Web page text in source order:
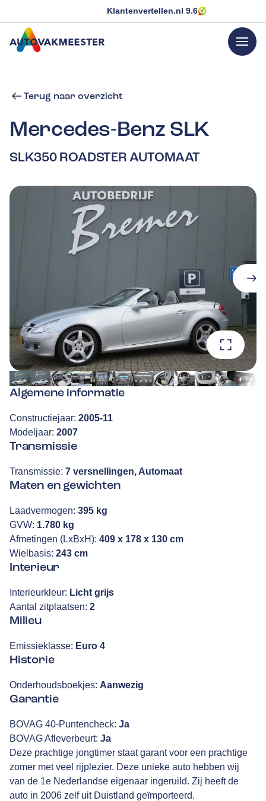
Klantenvertellen.nl 9.6
menu
Terug naar overzicht
Mercedes-Benz SLK
SLK350 ROADSTER AUTOMAAT
Algemene informatie
Constructiejaar: 2005-11
Modeljaar: 2007
Transmissie
Transmissie: 7 versnellingen, Automaat
Maten en gewichten
Laadvermogen: 395 kg
GVW: 1.780 kg
Afmetingen (LxBxH): 409 x 178 x 130 cm
Wielbasis: 243 cm
Interieur
Interieurkleur: Licht grijs
Aantal zitplaatsen: 2
Milieu
Emissieklasse: Euro 4
Historie
Onderhoudsboekjes: Aanwezig
Garantie
BOVAG 40-Puntencheck: Ja
BOVAG Afleverbeurt: Ja
Deze prachtige jongtimer staat garant voor een prachtige
zomer met veel rijplezier. Deze unieke auto hebben wij
van de 1e Nederlandse eigenaar ingeruild. Zij heeft de
auto in 2006 zelf uit Duistland geïmporteerd.